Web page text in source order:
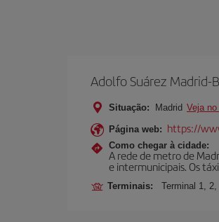
Adolfo Suárez Madrid-
Situação: Madrid Veja
Página web: https://
Como chegar à cidade:
A rede de metro de
e intermunicipais. Os
Terminais: Terminal 1,